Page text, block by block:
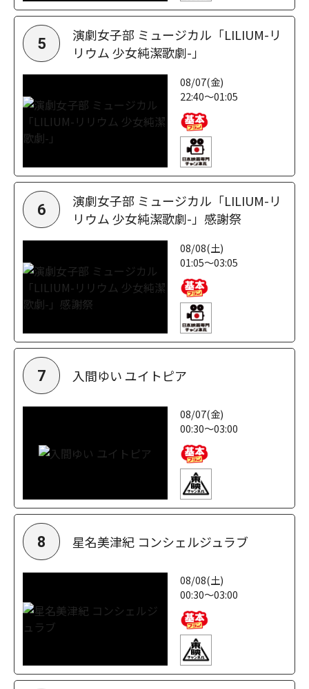
5
演劇女子部 ミュージカル「LILIUM-リ
リウム 少女純潔歌劇-」
08/07(金)
22:40～01:05
6
演劇女子部 ミュージカル「LILIUM-リ
リウム 少女純潔歌劇-」感謝祭
08/08(土)
01:05～03:05
7 入間ゆい ユイトピア
08/07(金)
00:30～03:00
8 星名美津紀 コンシェルジュラブ
08/08(土)
00:30～03:00